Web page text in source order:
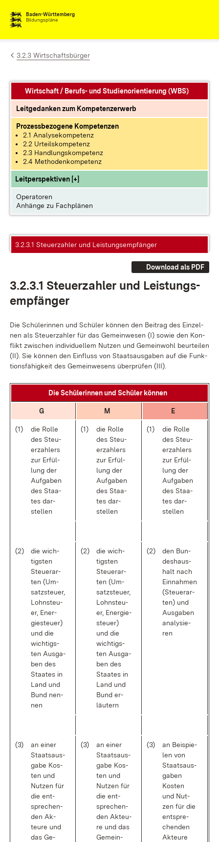
Zum Inhalt springen
Baden-Württemberg
Bildungspläne
3.2.3 Wirtschaftsbürger
Wirtschaft / Berufs- und Studienorientierung (WBS)
Leitgedanken zum Kompetenzerwerb
Prozessbezogene Kompetenzen
2.1 Analysekompetenz
2.2 Urteilskompetenz
2.3 Handlungskompetenz
2.4 Methodenkompetenz
Leitperspektiven [+]
Operatoren
Anhänge zu Fachplänen
3.2.3.1 Steuerzahler und Leistungsempfänger
Download als PDF
3.2.3.1 Steu­er­zah­ler und Leis­tungs­
emp­fän­ger
Die Schü­le­rin­nen und Schü­ler kön­nen den Bei­trag des Ein­zel­
nen als Steu­er­zah­ler für das Ge­mein­we­sen (I) so­wie den Kon­
flikt zwi­schen in­di­vi­du­el­lem Nut­zen und Ge­mein­wohl be­ur­tei­len
(II). Sie kön­nen den Ein­fluss von Staats­aus­ga­ben auf die Funk­
ti­ons­fä­hig­keit des Ge­mein­we­sens über­prü­fen (III).
Die Schü­le­rin­nen und Schü­ler kön­nen
G M E
(1)
die Rol­le
des Steu­
er­zah­lers
zur Er­fül­
lung der
Auf­ga­ben
des Staa­
tes dar­
stel­len
(1)
die Rol­le
des Steu­
er­zah­lers
zur Er­fül­
lung der
Auf­ga­ben
des Staa­
tes dar­
stel­len
(1)
die Rol­le
des Steu­
er­zah­lers
zur Er­fül­
lung der
Auf­ga­ben
des Staa­
tes dar­
stel­len
(2)
die wich­
tigs­ten
Steu­er­ar­
ten (Um­
satz­steu­er,
Lohn­steu­
er, En­er­
gie­steu­er)
und die
wich­tigs­
ten Aus­ga­
ben des
Staa­tes in
Land und
Bund nen­
nen
(2)
die wich­
tigs­ten
Steu­er­ar­
ten (Um­
satz­steu­er,
Lohn­steu­
er, En­er­gie­
steu­er)
und die
wich­tigs­
ten Aus­ga­
ben des
Staa­tes in
Land und
Bund er­
läu­tern
(2)
den Bun­
des­haus­
halt nach
Ein­nah­men
(Steu­er­ar­
ten) und
Aus­ga­ben
ana­ly­sie­
ren
(3)
an ei­ner
Staats­aus­
ga­be Kos­
ten und
Nut­zen für
die ent­
spre­chen­
den Ak­
teu­re und
das Ge­
(3)
an ei­ner
Staats­aus­
ga­be Kos­
ten und
Nut­zen für
die ent­
spre­chen­
den Ak­teu­
re und das
Ge­mein­
(3)
an Bei­spie­
len von
Staats­aus­
ga­ben
Kos­ten
und Nut­
zen für die
ent­spre­
chen­den
Ak­teu­re